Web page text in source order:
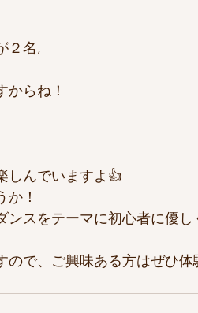
２名,
らね！
しんでいますよ👍
！
ンスをテーマに初心者に優
ので、ご興味ある方はぜひ